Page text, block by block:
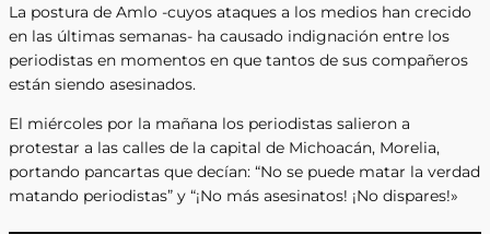
La postura de Amlo -cuyos ataques a los medios han crecido
en las últimas semanas- ha causado indignación entre los
periodistas en momentos en que tantos de sus compañeros
están siendo asesinados.
El miércoles por la mañana los periodistas salieron a
protestar a las calles de la capital de Michoacán, Morelia,
portando pancartas que decían: “No se puede matar la verdad
matando periodistas” y “¡No más asesinatos! ¡No dispares!»